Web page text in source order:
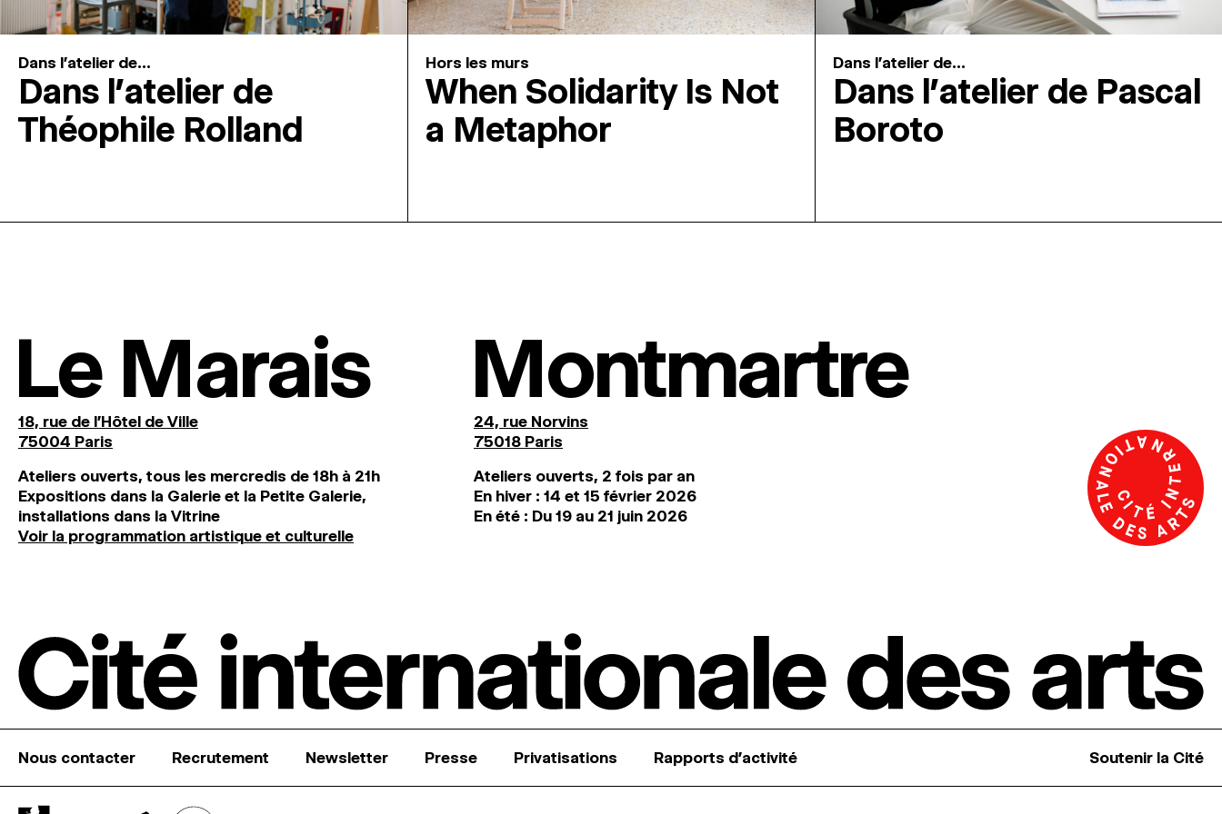
Dans l'atelier de...
Dans l’atelier de
Théophile Rolland
Hors les murs
When Solidarity Is Not
a Metaphor
Dans l'atelier de...
Dans l’atelier de Pascal
Boroto
Le Marais
18, rue de l'Hôtel de Ville
75004 Paris
Ateliers ouverts, tous les mercredis de 18h à 21h
Expositions dans la Galerie et la Petite Galerie,
installations dans la Vitrine
Voir la programmation artistique et culturelle
Montmartre
24, rue Norvins
75018 Paris
Ateliers ouverts, 2 fois par an
En hiver : 14 et 15 février 2026
En été : Du 19 au 21 juin 2026
Nous contacter Recrutement Newsletter Presse Privatisations Rapports d’activité Soutenir la Cité